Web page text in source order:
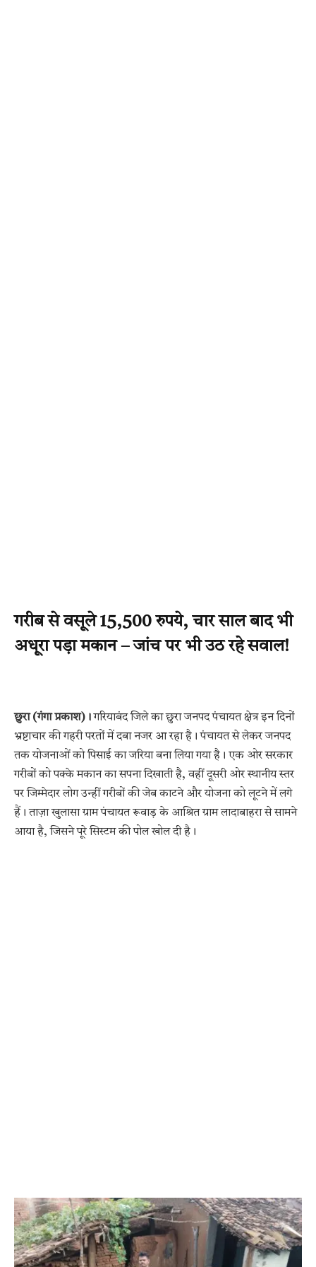
गरीब से वसूले 15,500 रुपये, चार साल बाद भी
अधूरा पड़ा मकान – जांच पर भी उठ रहे सवाल!
छुरा (गंगा प्रकाश)।गरियाबंद जिले का छुरा जनपद पंचायत क्षेत्र इन दिनों
भ्रष्टाचार की गहरी परतों में दबा नजर आ रहा है। पंचायत से लेकर जनपद
तक योजनाओं को पिसाई का जरिया बना लिया गया है। एक ओर सरकार
गरीबों को पक्के मकान का सपना दिखाती है, वहीं दूसरी ओर स्थानीय स्तर
पर जिम्मेदार लोग उन्हीं गरीबों की जेब काटने और योजना को लूटने में लगे
हैं। ताज़ा खुलासा ग्राम पंचायत रूवाड़ के आश्रित ग्राम लादाबाहरा से सामने
आया है, जिसने पूरे सिस्टम की पोल खोल दी है।